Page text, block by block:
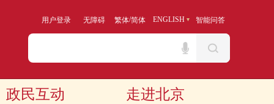
用户登录 无障碍 繁体/简体 ENGLISH 智能问答
政民互动 走进北京